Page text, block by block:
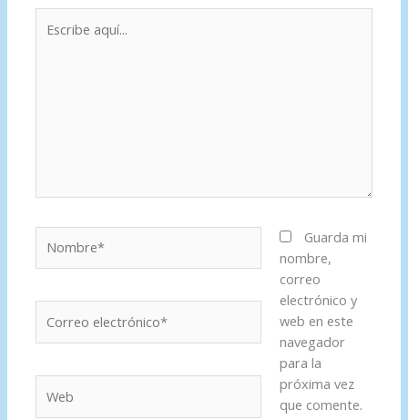
aquí...
electrónico*
Guarda mi
nombre,
correo
electrónico y
web en este
navegador
para la
próxima vez
que comente.